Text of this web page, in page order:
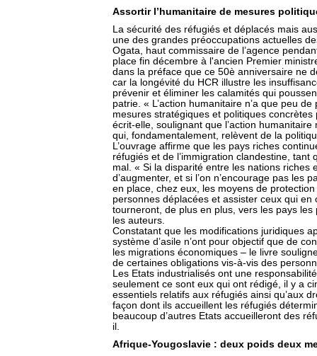
Assortir l’humanitaire de mesures
La sécurité des réfugiés et déplacés mais
une des grandes préoccupations actuelles
Ogata, haut commissaire de l’agence
place fin décembre à l'ancien Premier
dans la préface que ce 50è anniversaire ne
car la longévité du HCR illustre les
prévenir et éliminer les calamités qui
patrie. « L’action humanitaire n’a que peu
mesures stratégiques et politiques
écrit-elle, soulignant que l’action
qui, fondamentalement, relèvent de la
L’ouvrage affirme que les pays riches
réfugiés et de l’immigration clandestine, tant
mal. « Si la disparité entre les nations riches
d’augmenter, et si l’on n’encourage pas les
en place, chez eux, les moyens de
personnes déplacées et assister ceux qui
tourneront, de plus en plus, vers les pays
les auteurs.
Constatant que les modifications juridiques
système d’asile n’ont pour objectif que de
les migrations économiques – le livre
de certaines obligations vis-à-vis des
Les Etats industrialisés ont une
seulement ce sont eux qui ont rédigé, il y a
essentiels relatifs aux réfugiés ainsi qu’aux
façon dont ils accueillent les réfugiés
beaucoup d’autres Etats accueilleront des
il.
Afrique-Yougoslavie : deux poids deux